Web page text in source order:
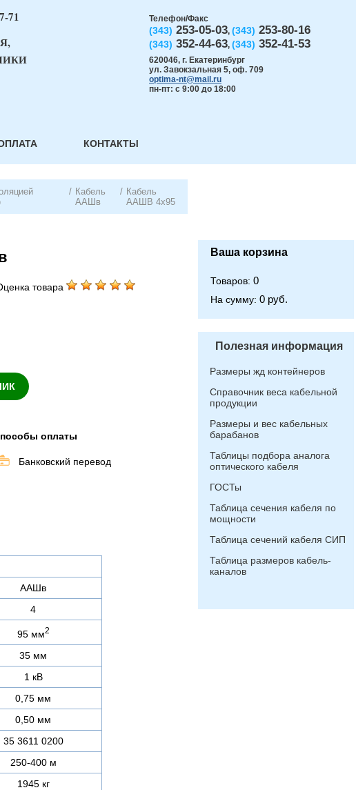
Телефон/Факс
(343) 253-05-03, (343) 253-80-16
(343) 352-44-63, (343) 352-41-53
620046, г. Екатеринбург
ул. Завокзальная 5, оф. 709
optima-nt@mail.ru
пн-пт: с 9:00 до 18:00
71
КОНТАКТЫ
/ Кабель
ААШв
/ Кабель
ААШВ 4х95
товара
оплаты
Банковский перевод
ААШв
4
95 мм2
35 мм
1 кВ
0,75 мм
0,50 мм
35 3611 0200
250-400 м
1945 кг
Ваша корзина
Товаров: 0
На сумму: 0 руб.
Полезная информация
Размеры жд контейнеров
Справочник веса кабельной
продукции
Размеры и вес кабельных
барабанов
Таблицы подбора аналога
оптического кабеля
ГОСТы
Таблица сечения кабеля по
мощности
Таблица сечений кабеля СИП
Таблица размеров кабель-
каналов